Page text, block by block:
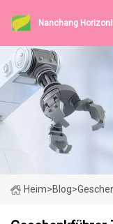
Nanchang
Heim>Blog>